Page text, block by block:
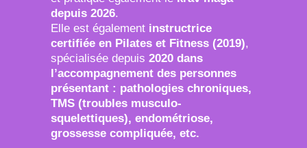
depuis 2026.
Elle est également instructrice
certifiée en Pilates et Fitness (2019),
spécialisée depuis 2020 dans
l’accompagnement des personnes
présentant : pathologies chroniques,
TMS (troubles musculo-
squelettiques), endométriose,
grossesse compliquée, etc.